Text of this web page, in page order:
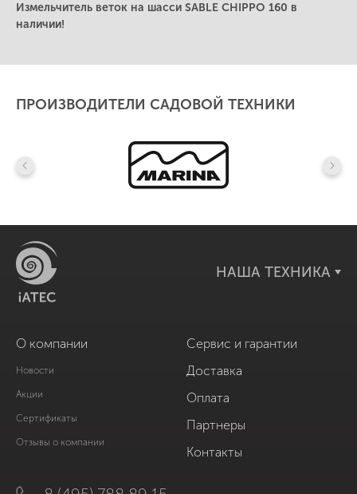
Измельчитель веток на шасси SABLE CHIPPO 160 в
наличии!
ПРОИЗВОДИТЕЛИ САДОВОЙ ТЕХНИКИ
НАША ТЕХНИКА
О компании
Новости
Акции
Сертификаты
Отзывы о компании
Сервис и гарантии
Доставка
Оплата
Партнеры
Контакты